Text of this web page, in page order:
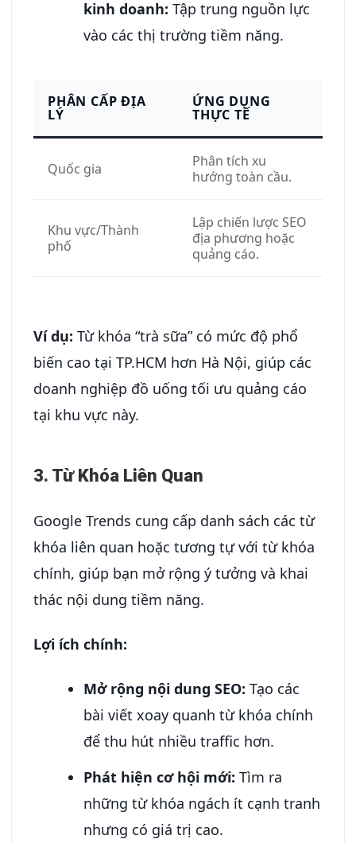
kinh doanh: Tập trung nguồn lực
vào các thị trường tiềm năng.
PHÂN CẤP ĐỊA
LÝ
ỨNG DỤNG
THỰC TẾ
Quốc gia
Phân tích xu
hướng toàn cầu.
Khu vực/Thành
phố
Lập chiến lược SEO
địa phương hoặc
quảng cáo.
Ví dụ: Từ khóa “trà sữa” có mức độ phổ
biến cao tại TP.HCM hơn Hà Nội, giúp các
doanh nghiệp đồ uống tối ưu quảng cáo
tại khu vực này.
3. Từ Khóa Liên Quan
Google Trends cung cấp danh sách các từ
khóa liên quan hoặc tương tự với từ khóa
chính, giúp bạn mở rộng ý tưởng và khai
thác nội dung tiềm năng.
Lợi ích chính:
Mở rộng nội dung SEO: Tạo các
bài viết xoay quanh từ khóa chính
để thu hút nhiều traffic hơn.
Phát hiện cơ hội mới: Tìm ra
những từ khóa ngách ít cạnh tranh
nhưng có giá trị cao.